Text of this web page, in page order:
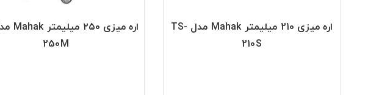
اره میزی 210 میلیمتر Mahak مدل TS-
210S
250M